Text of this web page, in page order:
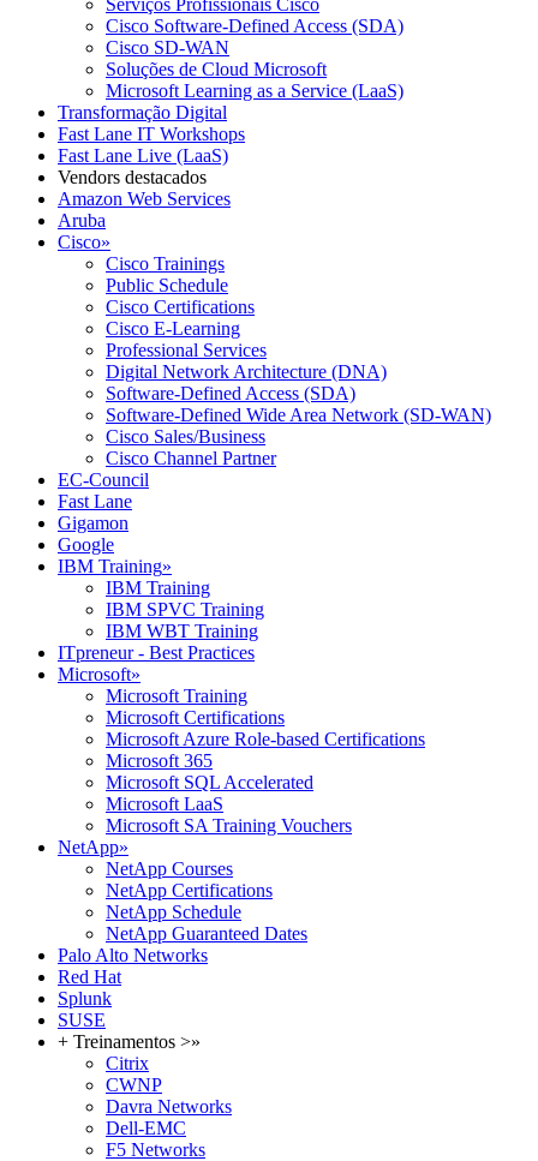
Serviços Profissionais Cisco
Cisco Software-Defined Access (SDA)
Cisco SD-WAN
Soluções de Cloud Microsoft
Microsoft Learning as a Service (LaaS)
Transformação Digital
Fast Lane IT Workshops
Fast Lane Live (LaaS)
Vendors destacados
Amazon Web Services
Aruba
Cisco»
Cisco Trainings
Public Schedule
Cisco Certifications
Cisco E-Learning
Professional Services
Digital Network Architecture (DNA)
Software-Defined Access (SDA)
Software-Defined Wide Area Network (SD-WAN)
Cisco Sales/Business
Cisco Channel Partner
EC-Council
Fast Lane
Gigamon
Google
IBM Training»
IBM Training
IBM SPVC Training
IBM WBT Training
ITpreneur - Best Practices
Microsoft»
Microsoft Training
Microsoft Certifications
Microsoft Azure Role-based Certifications
Microsoft 365
Microsoft SQL Accelerated
Microsoft LaaS
Microsoft SA Training Vouchers
NetApp»
NetApp Courses
NetApp Certifications
NetApp Schedule
NetApp Guaranteed Dates
Palo Alto Networks
Red Hat
Splunk
SUSE
+ Treinamentos >»
Citrix
CWNP
Davra Networks
Dell-EMC
F5 Networks